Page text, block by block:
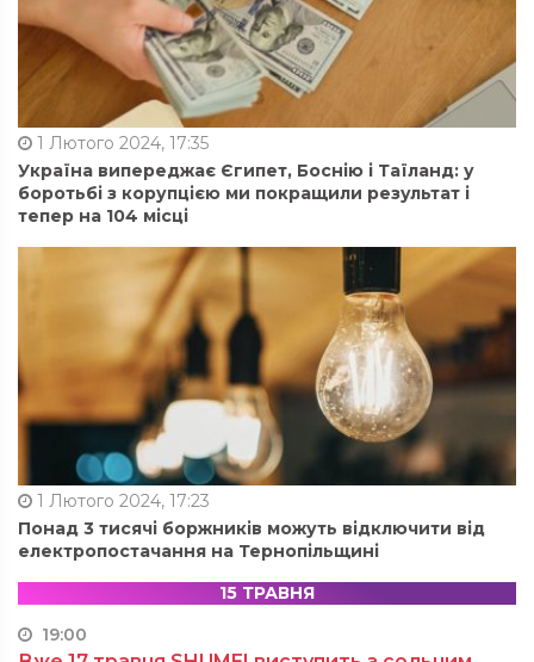
1 Лютого 2024, 17:35
Україна випереджає Єгипет, Боснію і Таїланд: у
боротьбі з корупцією ми покращили результат і
тепер на 104 місці
1 Лютого 2024, 17:23
Понад 3 тисячі боржників можуть відключити від
електропостачання на Тернопільщині
15 ТРАВНЯ
19:00